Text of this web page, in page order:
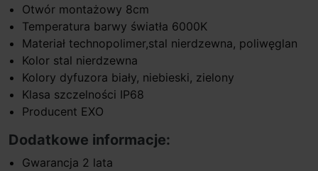
Otwór montażowy 8cm
Temperatura barwy światła 6000K
Materiał technopolimer,stal nierdzewna, poliwęglan
Kolor stal nierdzewna
Kolory dyfuzora biały, niebieski, zielony
Klasa szczelności IP68
Producent EXO
Dodatkowe informacje:
Gwarancja 2 lata